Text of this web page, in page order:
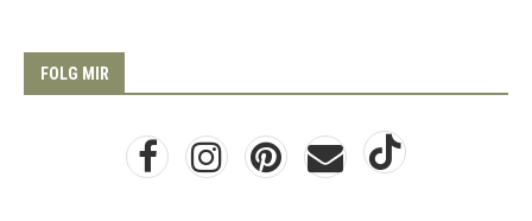
FOLG MIR